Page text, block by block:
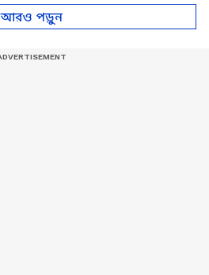
Bengali | Foods
আরও পড়ুন